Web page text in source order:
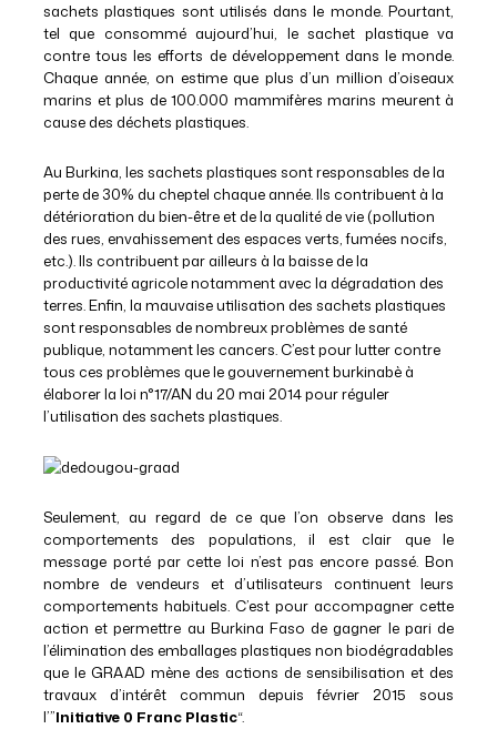
sachets plastiques sont utilisés dans le monde. Pourtant,
tel que consommé aujourd’hui, le sachet plastique va
contre tous les efforts de développement dans le monde.
Chaque année, on estime que plus d’un million d’oiseaux
marins et plus de 100.000 mammifères marins meurent à
cause des déchets plastiques.
Au Burkina, les sachets plastiques sont responsables de la
perte de 30% du cheptel chaque année. Ils contribuent à la
détérioration du bien-être et de la qualité de vie (pollution
des rues, envahissement des espaces verts, fumées nocifs,
etc.). Ils contribuent par ailleurs à la baisse de la
productivité agricole notamment avec la dégradation des
terres. Enfin, la mauvaise utilisation des sachets plastiques
sont responsables de nombreux problèmes de santé
publique, notamment les cancers. C’est pour lutter contre
tous ces problèmes que le gouvernement burkinabè à
élaborer la loi n°17/AN du 20 mai 2014 pour réguler
l’utilisation des sachets plastiques.
Seulement, au regard de ce que l’on observe dans les
comportements des populations, il est clair que le
message porté par cette loi n’est pas encore passé. Bon
nombre de vendeurs et d’utilisateurs continuent leurs
comportements habituels. C’est pour accompagner cette
action et permettre au Burkina Faso de gagner le pari de
l’élimination des emballages plastiques non biodégradables
que le GRAAD mène des actions de sensibilisation et des
travaux d’intérêt commun depuis février 2015 sous
l’”Initiative 0 Franc Plastic“.